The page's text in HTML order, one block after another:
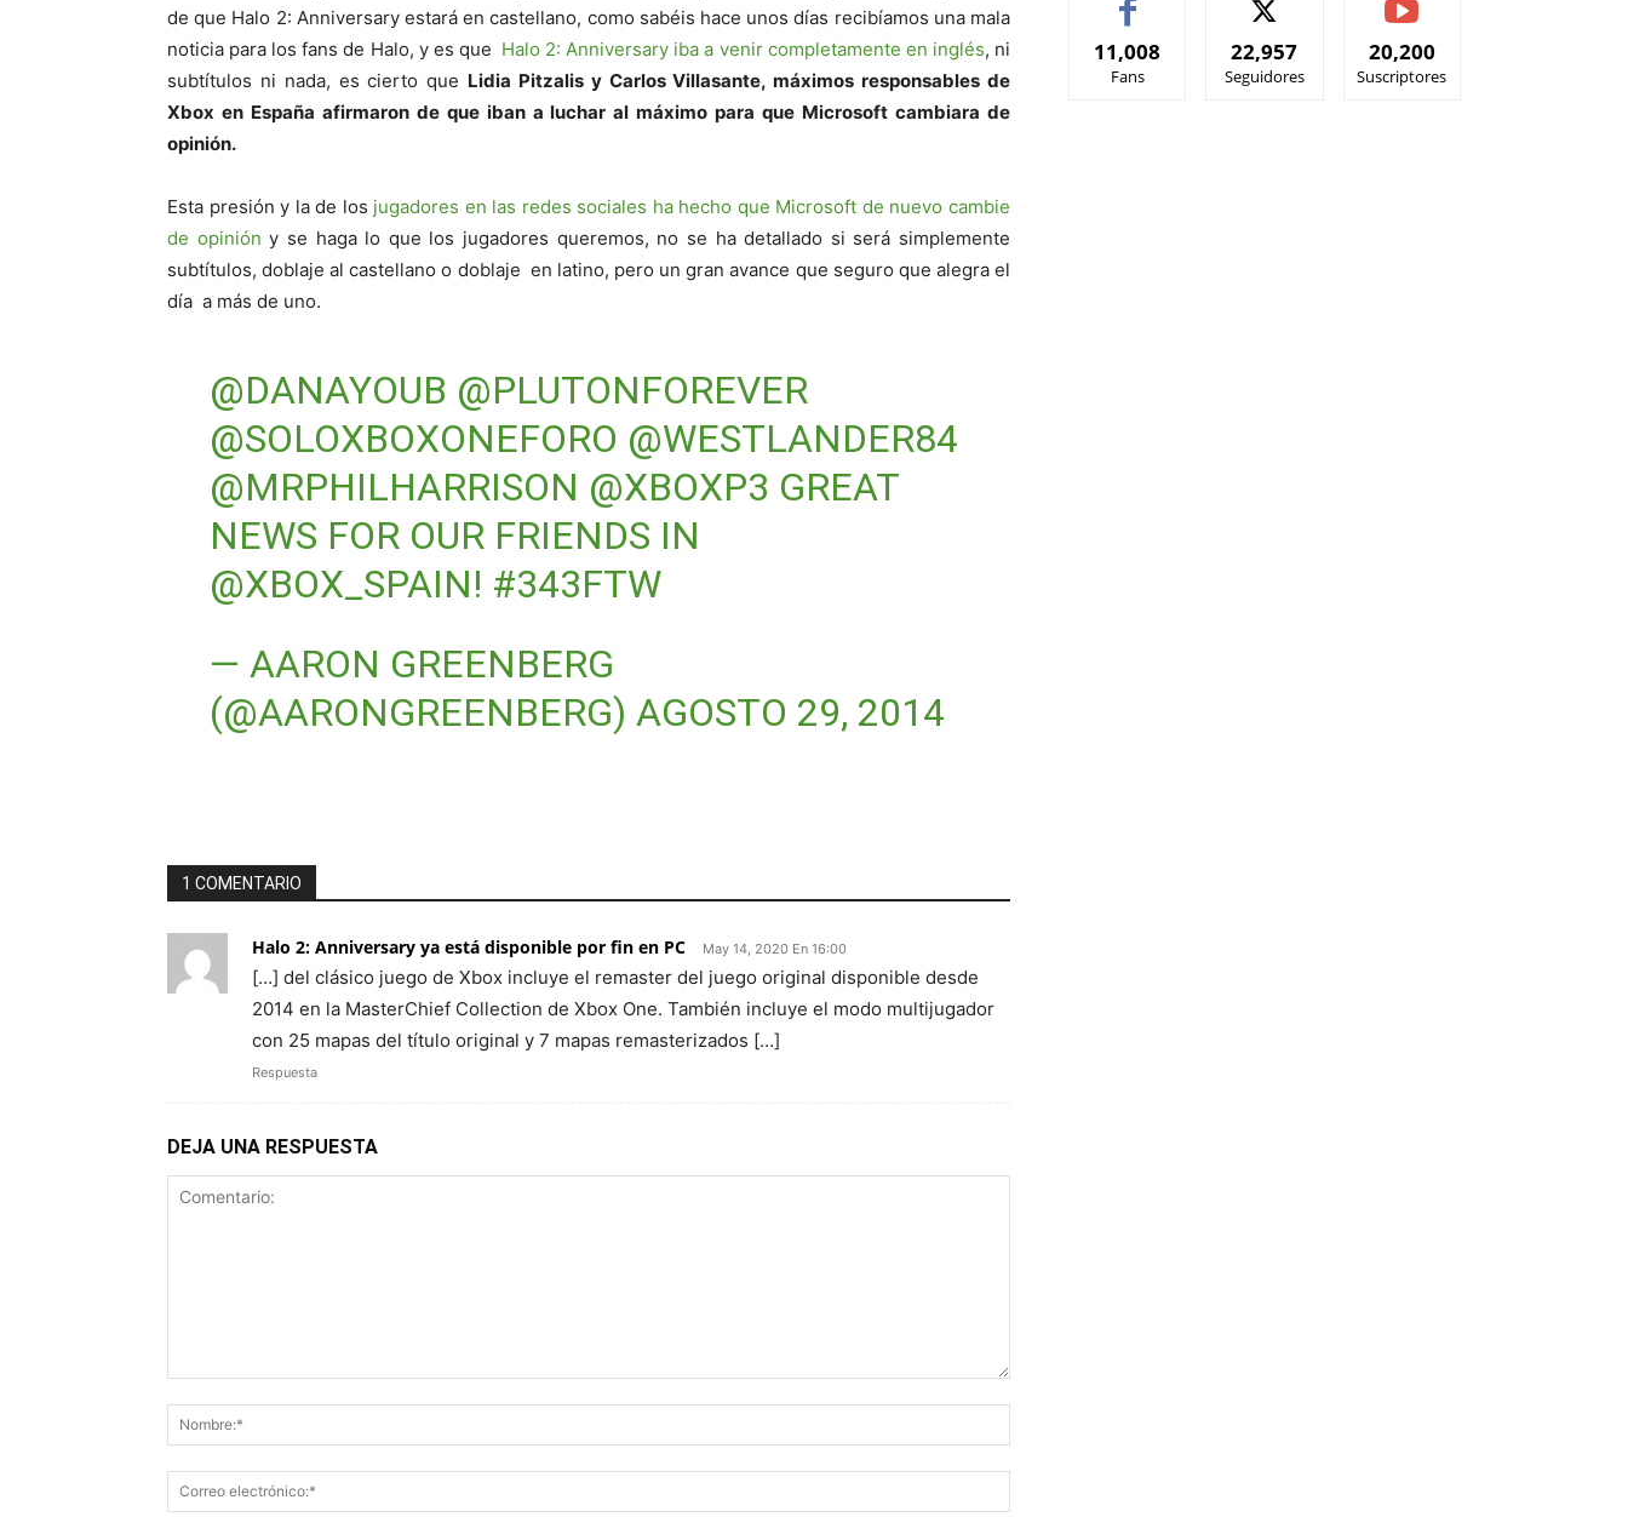
de que Halo 2: Anniversary estará en castellano, como sabéis hace unos días recibíamos una mala
noticia para los fans de Halo, y es que Halo 2: Anniversary iba a venir completamente en inglés, ni
subtítulos ni nada, es cierto que Lidia Pitzalis y Carlos Villasante, máximos responsables de
Xbox en España afirmaron de que iban a luchar al máximo para que Microsoft cambiara de
opinión.
Esta presión y la de los jugadores en las redes sociales ha hecho que Microsoft de nuevo cambie
de opinión y se haga lo que los jugadores queremos, no se ha detallado si será simplemente
subtítulos, doblaje al castellano o doblaje en latino, pero un gran avance que seguro que alegra el
día a más de uno.
@DANAYOUB @PLUTONFOREVER
@SOLOXBOXONEFORO @WESTLANDER84
@MRPHILHARRISON @XBOXP3 GREAT
NEWS FOR OUR FRIENDS IN
@XBOX_SPAIN! #343FTW
— AARON GREENBERG
(@AARONGREENBERG) AGOSTO 29, 2014
1 COMENTARIO
Halo 2: Anniversary ya está disponible por fin en PC May 14, 2020 En 16:00
[…] del clásico juego de Xbox incluye el remaster del juego original disponible desde
2014 en la MasterChief Collection de Xbox One. También incluye el modo multijugador
con 25 mapas del título original y 7 mapas remasterizados […]
Respuesta
DEJA UNA RESPUESTA
11,008
Fans
22,957
Seguidores
20,200
Suscriptores